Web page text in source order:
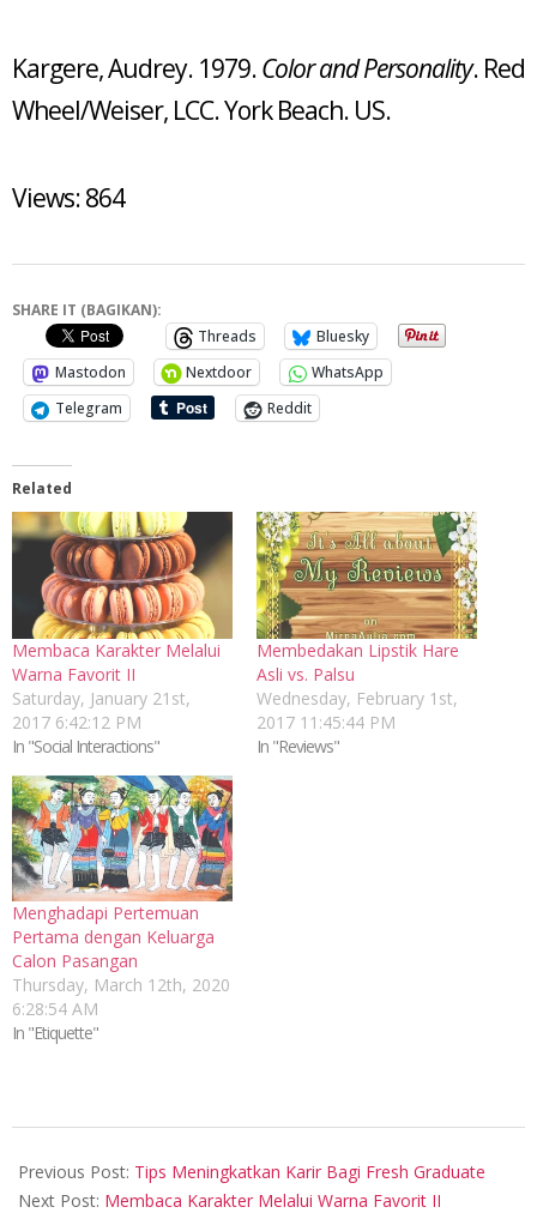
Kargere, Audrey. 1979.Color and Personality. Red
Wheel/Weiser, LCC. York Beach. US.
Views: 864
SHARE IT (BAGIKAN):
Threads
Bluesky
Mastodon
Nextdoor
WhatsApp
Telegram
Reddit
Related
Membaca Karakter Melalui
Warna Favorit II
Saturday, January 21st,
2017 6:42:12 PM
In "Social Interactions"
Membedakan Lipstik Hare
Asli vs. Palsu
Wednesday, February 1st,
2017 11:45:44 PM
In "Reviews"
Menghadapi Pertemuan
Pertama dengan Keluarga
Calon Pasangan
Thursday, March 12th, 2020
6:28:54 AM
In "Etiquette"
01-
21
Previous Post: Tips Meningkatkan Karir Bagi Fresh Graduate
Next Post: Membaca Karakter Melalui Warna Favorit II